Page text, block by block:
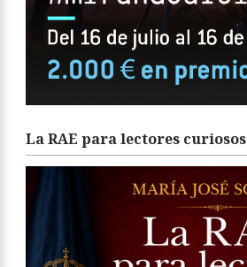
La RAE para lectores curiosos